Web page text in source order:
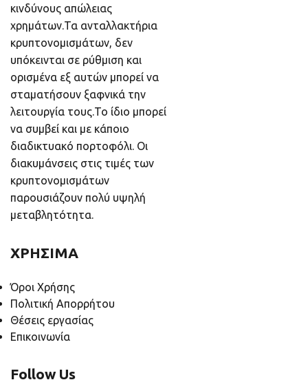
κινδύνους απώλειας
χρημάτων.Τα ανταλλακτήρια
κρυπτονομισμάτων, δεν
υπόκεινται σε ρύθμιση και
ορισμένα εξ αυτών μπορεί να
σταματήσουν ξαφνικά την
λειτουργία τους.Το ίδιο μπορεί
να συμβεί και με κάποιο
διαδικτυακό πορτοφόλι. Οι
διακυμάνσεις στις τιμές των
κρυπτονομισμάτων
παρουσιάζουν πολύ υψηλή
μεταβλητότητα.
ΧΡΗΣΙΜΑ
Όροι Χρήσης
Πολιτική Απορρήτου
Θέσεις εργασίας
Επικοινωνία
Follow Us